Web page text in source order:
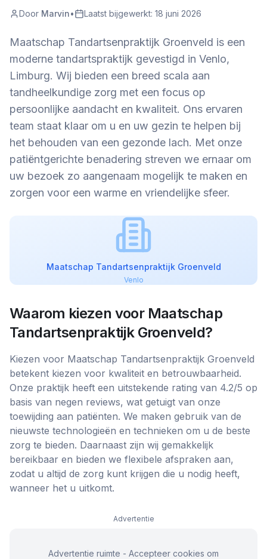
Door Marvin• Laatst bijgewerkt: 18 juni 2026
Maatschap Tandartsenpraktijk Groenveld is een
moderne tandartspraktijk gevestigd in Venlo,
Limburg. Wij bieden een breed scala aan
tandheelkundige zorg met een focus op
persoonlijke aandacht en kwaliteit. Ons ervaren
team staat klaar om u en uw gezin te helpen bij
het behouden van een gezonde lach. Met onze
patiëntgerichte benadering streven we ernaar om
uw bezoek zo aangenaam mogelijk te maken en
zorgen voor een warme en vriendelijke sfeer.
Maatschap Tandartsenpraktijk Groenveld
Venlo
Waarom kiezen voor Maatschap
Tandartsenpraktijk Groenveld?
Kiezen voor Maatschap Tandartsenpraktijk Groenveld
betekent kiezen voor kwaliteit en betrouwbaarheid.
Onze praktijk heeft een uitstekende rating van 4.2/5 op
basis van negen reviews, wat getuigt van onze
toewijding aan patiënten. We maken gebruik van de
nieuwste technologieën en technieken om u de beste
zorg te bieden. Daarnaast zijn wij gemakkelijk
bereikbaar en bieden we flexibele afspraken aan,
zodat u altijd de zorg kunt krijgen die u nodig heeft,
wanneer het u uitkomt.
Advertentie
Advertentie ruimte - Accepteer cookies om